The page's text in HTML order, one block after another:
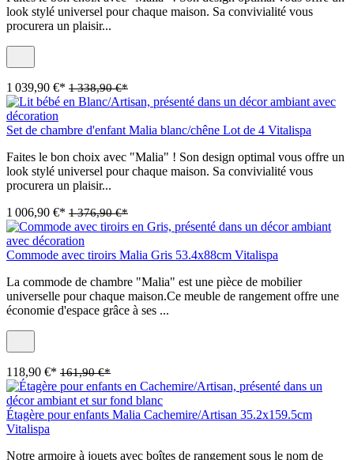
look stylé universel pour chaque maison. Sa convivialité vous
procurera un plaisir...
1 039,90 €* 1 338,90 €*
Set de chambre d'enfant Malia blanc/chêne Lot de 4 Vitalispa
Faites le bon choix avec "Malia" ! Son design optimal vous offre un
look stylé universel pour chaque maison. Sa convivialité vous
procurera un plaisir...
1 006,90 €* 1 376,90 €*
Commode avec tiroirs Malia Gris 53.4x88cm Vitalispa
La commode de chambre "Malia" est une pièce de mobilier
universelle pour chaque maison.Ce meuble de rangement offre une
économie d'espace grâce à ses ...
118,90 €* 161,90 €*
Étagère pour enfants Malia Cachemire/Artisan 35.2x159.5cm
Vitalispa
Notre armoire à jouets avec boîtes de rangement sous le nom de